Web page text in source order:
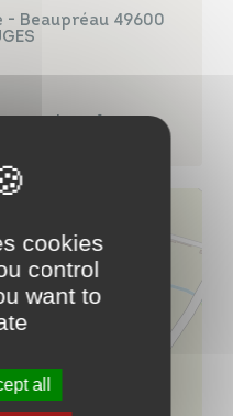
- Beaupréau 49600
cookies
control
want to
all